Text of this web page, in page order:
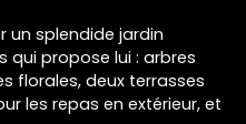
un splendide jardin
qui propose lui : arbres
florales, deux terrasses
les repas en extérieur, et